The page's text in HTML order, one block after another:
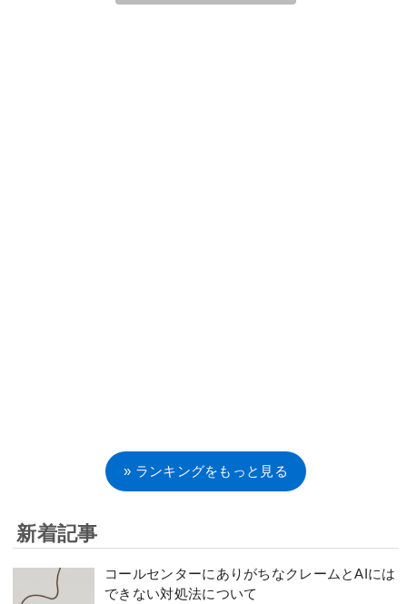
» ランキングをもっと見る
新着記事
コールセンターにありがちなクレームとAIには
できない対処法について